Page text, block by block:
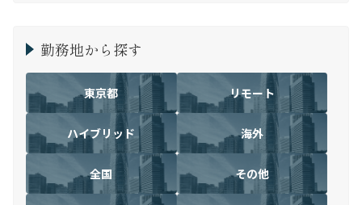
勤務地から探す
東京都 リモート
ハイブリッド 海外
全国 その他